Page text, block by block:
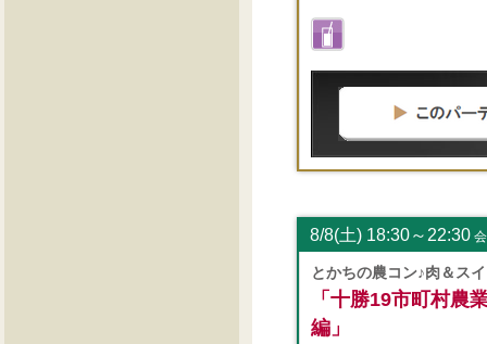
8/8(土) 18:30～22:30
とかちの農コン♪肉＆ス
「十勝19市町村
編」